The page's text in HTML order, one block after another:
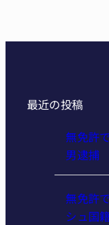
最近の投稿
無免許
男逮捕
無免許
シュ国